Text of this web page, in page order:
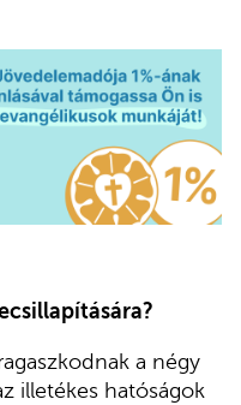
a négy
illetékes hatóságok